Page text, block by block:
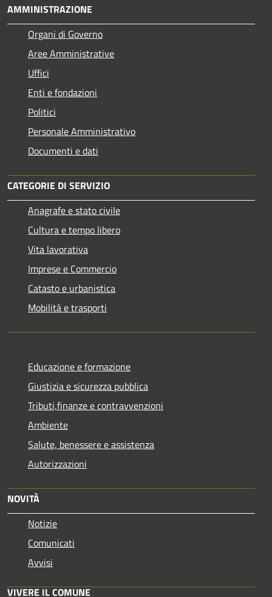
AMMINISTRAZIONE
Organi di Governo
Aree Amministrative
Uffici
Enti e fondazioni
Politici
Personale Amministrativo
Documenti e dati
CATEGORIE DI SERVIZIO
Anagrafe e stato civile
Cultura e tempo libero
Vita lavorativa
Imprese e Commercio
Catasto e urbanistica
Mobilità e trasporti
Educazione e formazione
Giustizia e sicurezza pubblica
Tributi,finanze e contravvenzioni
Ambiente
Salute, benessere e assistenza
Autorizzazioni
NOVITÀ
Notizie
Comunicati
Avvisi
VIVERE IL COMUNE